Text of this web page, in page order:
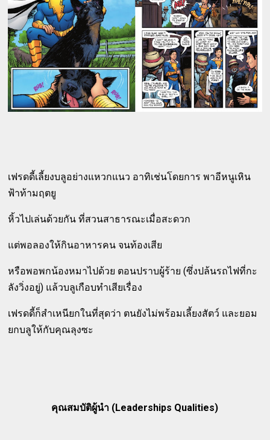
เฟรดดี้เลี้ยงบลูอย่างแหวกแนว อาทิเช่นโดยการ พาอีหนูเหิน
ฟ้าท้ามฤตยู
หิ้วไปเล่นด้วยกัน ที่สวนสาธารณะเมื่อสะดวก
แต่พอลองให้กินอาหารคน จนท้องเสีย
หรือพอพกน้องหมาไปด้วย ตอนปราบผู้ร้าย (ซึ่งปล้นรถไฟที่กะ
ลังวิ่งอยู่) แล้วบลูเกือบทำเสียเรื่อง
เฟรดดี้ก็สำเหนียกในที่สุดว่า ตนยังไม่พร้อมเลี้ยงสัตว์ และยอม
ยกบลูให้กับคุณลุงซะ
คุณสมบัติผู้นำ (Leaderships Qualities)